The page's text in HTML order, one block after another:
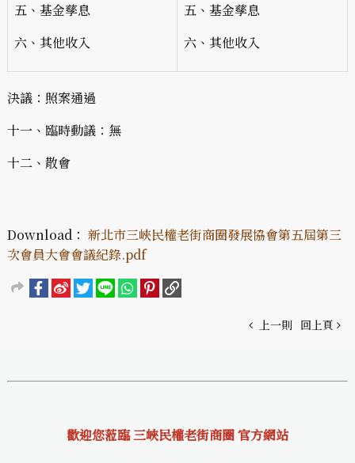
五、基金孳息
六、其他收入
五、基金孳息
六、其他收入
決議：照案通過
十一、臨時動議：無
十二、散會
Download： 新北市三峽民權老街商圈發展協會第五屆第三
次會員大會會議紀錄.pdf
上一則 回上頁
歡迎您蒞臨 三峽民權老街商圈 官方網站